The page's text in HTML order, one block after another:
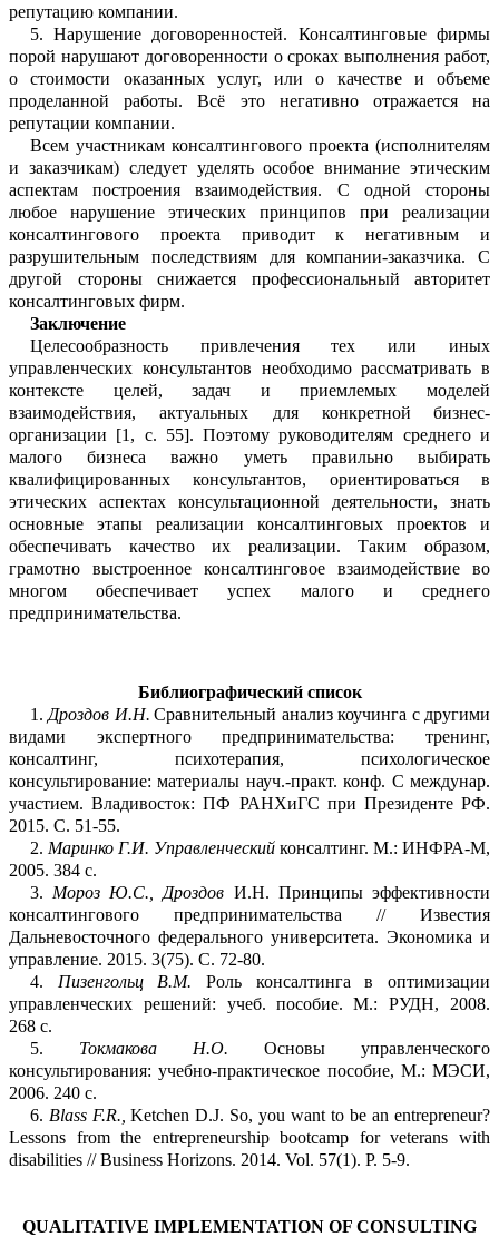
репутацию компании.
5. Нарушение договоренностей. Консалтинговые фирмы
порой нарушают договоренности о сроках выполнения работ,
о стоимости оказанных услуг, или о качестве и объеме
проделанной работы. Всё это негативно отражается на
репутации компании.
Всем участникам консалтингового проекта (исполнителям
и заказчикам) следует уделять особое внимание этическим
аспектам построения взаимодействия. С одной стороны
любое нарушение этических принципов при реализации
консалтингового проекта приводит к негативным и
разрушительным последствиям для компании-заказчика. С
другой стороны снижается профессиональный авторитет
консалтинговых фирм.
Заключение
Целесообразность привлечения тех или иных
управленческих консультантов необходимо рассматривать в
контексте целей, задач и приемлемых моделей
взаимодействия, актуальных для конкретной бизнес-
организации [1 , с. 55]. Поэтому руководителям среднего и
малого бизнеса важно уметь правильно выбирать
квалифицированных консультантов, ориентироваться в
этических аспектах консультационной деятельности, знать
основные этапы реализации консалтинговых проектов и
обеспечивать качество их реализации. Таким образом,
грамотно выстроенное консалтинговое взаимодействие во
многом обеспечивает успех малого и среднего
предпринимательства.
Библиографический список
1. Дроздов И.Н. Сравнительный анализкоучинга с другими
видами экспертного предпринимательства: тренинг,
консалтинг, психотерапия, психологическое
консультирование: материалы науч.-практ.конф. Смеждунар.
участием. Владивосток: ПФ РАНХиГС при Президенте РФ.
2015. С. 51-55.
2. МаринкоГ.И. Управленческийконсалтинг. М.: ИНФРА-М,
2005. 384 c.
3. Мороз Ю.С., Дроздов И.Н. Принципы эффективности
консалтингового предпринимательства // Известия
Дальневосточного федерального университета. Экономика и
управление. 2015. 3(75). С. 72-80.
4.
ПизенгольцВ.М. Роль консалтинга в оптимизации
управленческих решений: учеб. пособие. М.: РУДН, 2008.
268 с.
5.
ТокмаковаН.О. Основы управленческого
консультирования: учебно-практическое пособие, М.: МЭСИ,
2006. 240 c.
6. Blass F.R., Ketchen D.J. So, you want to be an entrepreneur?
Lessons from the entrepreneurshipbootcamp for veterans with
disabilities // Business Horizons. 2014. Vol. 57(1). P. 5-9.
QUALITATIVE IMPLEMENTATION OF CONSULTING